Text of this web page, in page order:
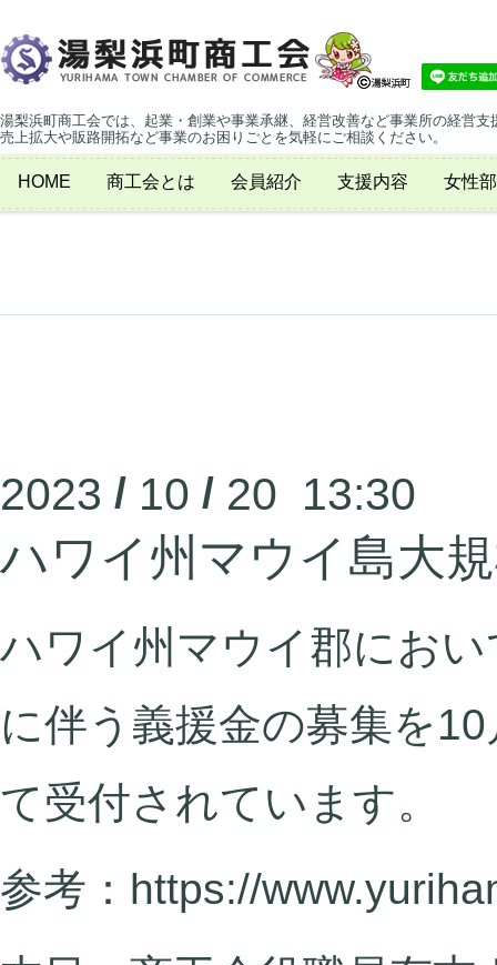
湯梨浜町商工会では、起業・創業や事業承継、経営改善など事業所の経営支
売上拡大や販路開拓など事業のお困りごとを気軽にご相談ください。
HOME 商工会とは 会員紹介 支援内容 女性部
2023 / 10 / 20 13:30
ハワイ州マウイ島大
ハワイ州マウイ郡にお
に伴う義援金の募集を
て受付されています。
参考：https://